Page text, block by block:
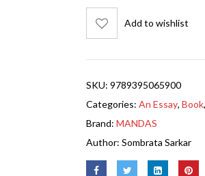
Add to wishlist
SKU: 9789395065900
Categories: An Essay, Book
Brand: MANDAS
Author: Sombrata Sarkar